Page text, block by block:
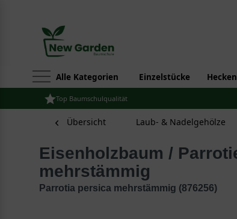
Alle Kategorien Einzelstücke Hecken
Top Baumschulqualität
Übersicht Laub- & Nadelgehölze
Eisenholzbaum / Parrotie 275-300 cm
mehrstämmig
Parrotia persica mehrstämmig (876256)